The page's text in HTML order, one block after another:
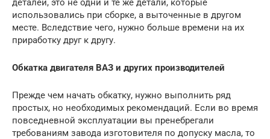
деталей, это не одни и те же детали, которые
использовались при сборке, а выточенные в другом
месте. Вследствие чего, нужно больше времени на их
приработку друг к другу.
Обкатка двигателя ВАЗ и других производителей
Прежде чем начать обкатку, нужно выполнить ряд
простых, но необходимых рекомендаций. Если во время
повседневной эксплуатации вы пренебрегали
требованиям завода изготовителя по допуску масла, то